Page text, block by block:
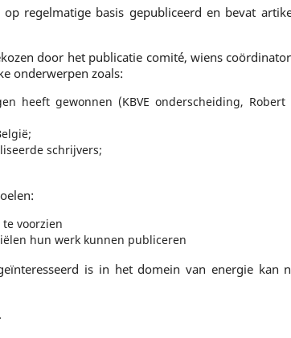
regelmatige basis gepubliceerd en bevat
door het publicatie comité, wiens
onderwerpen zoals:
heeft gewonnen (KBVE onderscheiding, Robert
schrijvers;
voorzien
hun werk kunnen publiceren
is in het domein van energie kan